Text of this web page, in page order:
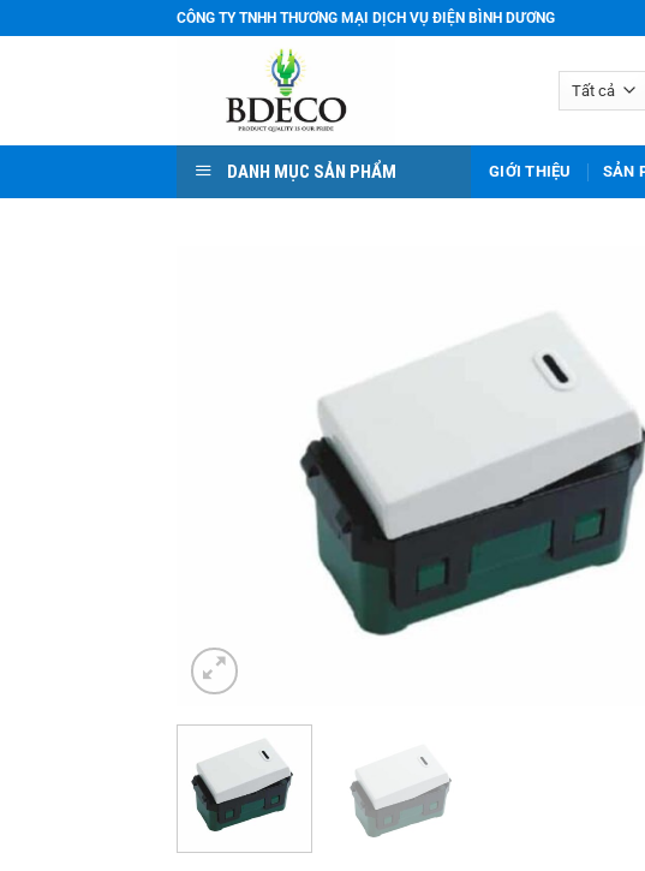
qua
CÔNG TY TNHH THƯƠNG MẠI DỊCH VỤ ĐIỆN BÌNH DƯƠNG
DANH MỤC SẢN PHẨM GIỚI THIỆU SẢN